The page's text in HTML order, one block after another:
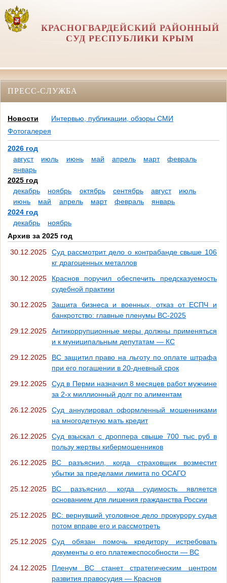
КРАСНОГВАРДЕЙСКИЙ РАЙОННЫЙ
СУД РЕСПУБЛИКИ КРЫМ
ПРЕСС-СЛУЖБА
Новости
Интервью, публикации, обзоры СМИ
Фотогалерея
2026 год
август
июль июнь май апрель март
февраль
январь
2025 год
декабрь
ноябрь октябрь сентябрь август
июль
июнь
май апрель март февраль
январь
2024 год
декабрь
ноябрь
Архив за 2025 год
30.12.2025
Суд рассмотрит дело о контрабанде свыше 106
кг драгоценных металлов
30.12.2025
Краснов поручил обеспечить предсказуемость
судебной практики
30.12.2025
Защита бизнеса и военных, отказ от ЕСПЧ и
банкротство: главные пленумы ВС-2025
29.12.2025
Антикоррупционные меры должны применяться
и к муниципальным депутатам — КС
29.12.2025
ВС защитил право на льготу по оплате штрафа
при его погашении в 20-дневный срок
29.12.2025
Суд в Перми назначил 8 месяцев работ мужчине
за 2-х миллионный долг по алиментам
26.12.2025
Суд аннулировал оформленный мошенниками
на многодетную мать кредит
26.12.2025
Суд взыскал с дроппера свыше 700 тыс руб в
пользу жертвы кибермошенников
26.12.2025
ВС разъяснил, когда страховщик возместит
убытки за пределами лимита по ОСАГО
25.12.2025
ВС разъяснил, когда судимость является
основанием для лишения гражданства России
25.12.2025
ВС: вернувший уголовное дело прокурору судья
потом вправе его и рассмотреть
25.12.2025
Суд обязан помочь кредитору истребовать
документы о его платежеспособности — ВС
24.12.2025
Пленум ВС станет стратегическим центром
развития правосудия — Краснов